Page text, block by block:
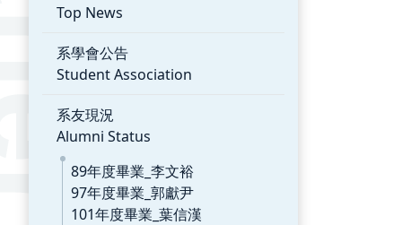
Top News
系學會公告
Student Association
系友現況
Alumni Status
89年度畢業_李文裕
97年度畢業_郭獻尹
101年度畢業_葉信漢